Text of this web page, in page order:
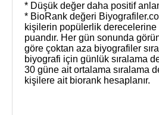
* Düşük değer daha positif
* BioRank değeri
kişilerin popülerlik
puandır. Her gün sonunda
göre çoktan aza biyografiler
biyografi için günlük sıralama
30 güne ait ortalama sıralama
kişilere ait biorank hesaplanır.